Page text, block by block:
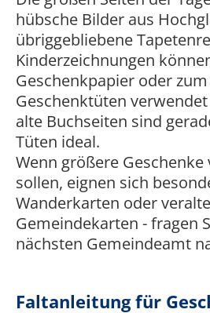
hübsche Bilder aus
übriggebliebene
Kinderzeichnungen
Geschenkpapier oder
Geschenktüten
alte Buchseiten sind
Tüten ideal.
Wenn größere
sollen, eignen sich
Wanderkarten oder
Gemeindekarten - fragen
nächsten Gemeindeamt
Faltanleitung für